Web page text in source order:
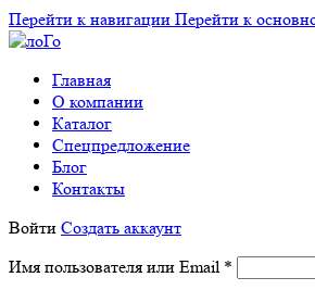
Перейти к навигации Перейти к
Главная
О компании
Каталог
Спецпредложение
Блог
Контакты
Войти Создать аккаунт
Имя пользователя или Email *